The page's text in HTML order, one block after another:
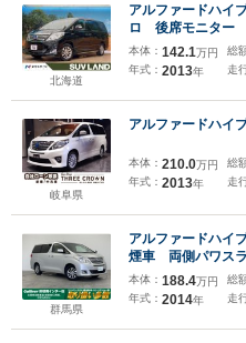
北海道
アルファードハイ
ロ 後席モニター
ドア バックカメ
ーセンサー
正16インチアル
本体： 142.1万円
年式： 2013年
総
走
岐阜県
アルファードハイ
本体： 210.0万円
年式： 2013年
総
走
群馬県
アルファードハイ
煙車 両側パワス
フルセグ トヨタ
クカメラ サンル
ヘッドレスト 純
本体： 188.4万円
年式： 2014年
総
走